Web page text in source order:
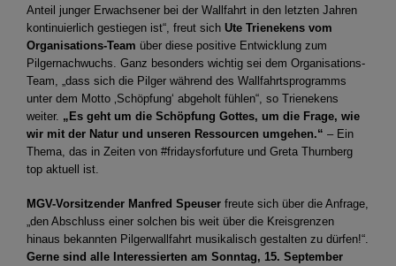
Anteil junger Erwachsener bei der Wallfahrt in den letzten Jahren
kontinuierlich gestiegen ist“, freut sich Ute Trienekens vom
Organisations-Team über diese positive Entwicklung zum
Pilgernachwuchs. Ganz besonders wichtig sei dem Organisations-
Team, „dass sich die Pilger während des Wallfahrtsprogramms
unter dem Motto ‚Schöpfung‘ abgeholt fühlen“, so Trienekens
weiter. „Es geht um die Schöpfung Gottes, um die Frage, wie
wir mit der Natur und unseren Ressourcen umgehen.“ – Ein
Thema, das in Zeiten von #fridaysforfuture und Greta Thurnberg
top aktuell ist.
MGV-Vorsitzender Manfred Speuser freute sich über die Anfrage,
„den Abschluss einer solchen bis weit über die Kreisgrenzen
hinaus bekannten Pilgerwallfahrt musikalisch gestalten zu dürfen!“.
Gerne sind alle Interessierten am Sonntag, 15. September